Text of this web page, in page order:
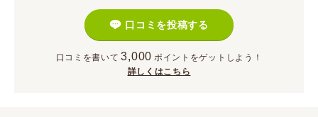
口コミを投稿する
口コミを書いて 3,000 ポイント をゲットしよう！
詳しくはこちら